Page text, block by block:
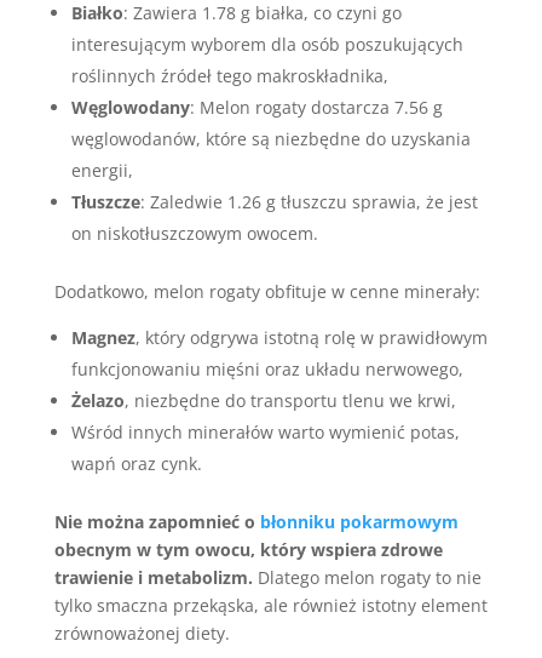
Białko: Zawiera 1.78 g białka, co czyni go
interesującym wyborem dla osób poszukujących
roślinnych źródeł tego makroskładnika,
Węglowodany: Melon rogaty dostarcza 7.56 g
węglowodanów, które są niezbędne do uzyskania
energii,
Tłuszcze: Zaledwie 1.26 g tłuszczu sprawia, że jest
on niskotłuszczowym owocem.
Dodatkowo, melon rogaty obfituje w cenne minerały:
Magnez, który odgrywa istotną rolę w prawidłowym
funkcjonowaniu mięśni oraz układu nerwowego,
Żelazo, niezbędne do transportu tlenu we krwi,
Wśród innych minerałów warto wymienić potas,
wapń oraz cynk.
Nie można zapomnieć o błonniku pokarmowym
obecnym w tym owocu, który wspiera zdrowe
trawienie i metabolizm. Dlatego melon rogaty to nie
tylko smaczna przekąska, ale również istotny element
zrównoważonej diety.